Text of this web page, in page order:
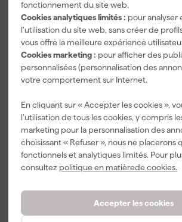
fonctionnement du site web.
Cookies analytiques limités : pour analyser
l’utilisation du site web, sans créer de
vous offre la meilleure expérience
Cookies marketing : pour afficher des
personnalisées (personnalisation des
votre comportement sur Internet.
En cliquant sur « Accepter les cookies »,
l’utilisation de tous les cookies, y compris
marketing pour la personnalisation des
choisissant « Refuser », nous ne placerons
fonctionnels et analytiques limités. Pour
consultez politique en matièrede cookies.
Accepter les cookies
Milwaukee L4
RLEPB
écouteurs -
Bluetooth -
rechargeables
Livré demain
TTC
PerfectPro H-
30 Protection
Livré demain
56,99
TTC